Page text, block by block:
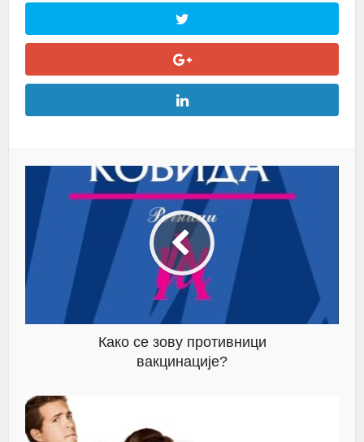
Како се зову противници
вакцинације?